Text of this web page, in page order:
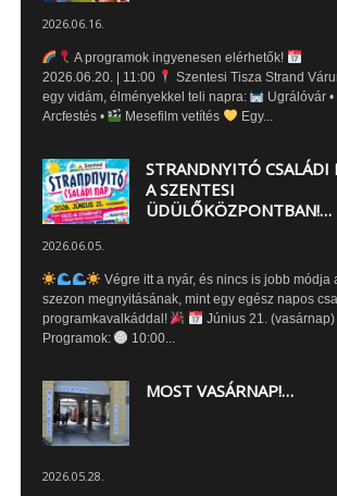
2026.06.16.
A programok ingyenesen elérhetők!
2026.06.20. | 11:00
Szentesi Tisza Strand
egy vidám, élményekkel teli napra:
Ugrálóvár •
Arcfestés •
Mesefilm vetítés Egy...
STRANDNYITÓ CSALÁDI
A SZENTESI
ÜDÜLŐKÖZPONTBAN!…
2026.06.05.
Végre itt a nyár, és nincs is jobb módja
szezon megnyitásának, mint egy egész napos
programkavalkáddal!
Június 21. (vasárnap)
Programok:
10:00...
MOST VASÁRNAP!…
2026.05.28.